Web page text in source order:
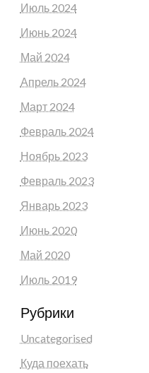
Июль 2024
Июнь 2024
Май 2024
Апрель 2024
Март 2024
Февраль 2024
Ноябрь 2023
Февраль 2023
Январь 2023
Июнь 2020
Май 2020
Июль 2019
Рубрики
Uncategorised
Куда поехать